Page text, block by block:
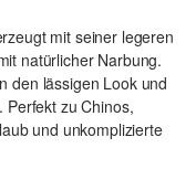
mit seiner legeren
natürlicher Narbung.
den lässigen Look und
Perfekt zu Chinos,
und unkomplizierte